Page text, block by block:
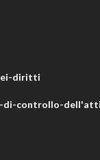
diritti
di-controllo-